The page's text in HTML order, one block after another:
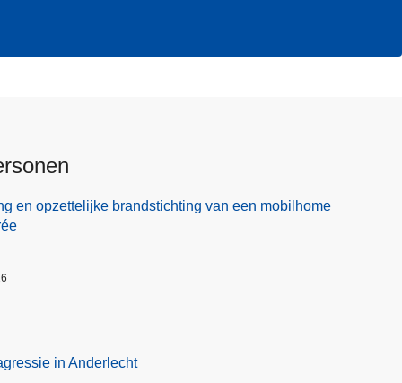
en opzettelijke brandstichting van een mobilhome
in Anderlecht